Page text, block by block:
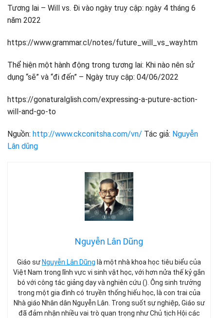
Tương lai – Will vs. Đi vào ngày truy cập: ngày 4 tháng 6
năm 2022
https://www.grammar.cl/notes/future_will_vs_way.htm
Thể hiện một hành động trong tương lai: Khi nào nên sử
dụng “sẽ” và “đi đến” – Ngày truy cập: 04/06/2022
https://gonaturalglish.com/expressing-a-puture-action-
will-and-go-to
Nguồn: http://www.ckconitsha.com/vn/ Tác giả: Nguyễn
Lân dũng
Nguyễn Lân Dũng
Giáo sư Nguyễn Lân Dũng là một nhà khoa học tiêu biểu của
Việt Nam trong lĩnh vực vi sinh vật học, với hơn nửa thế kỷ gắn
bó với công tác giảng dạy và nghiên cứu (). Ông sinh trưởng
trong một gia đình có truyền thống hiếu học, là con trai của
Nhà giáo Nhân dân Nguyễn Lân. Trong suốt sự nghiệp, Giáo sư
đã đảm nhận nhiều vai trò quan trọng như Chủ tịch Hội các